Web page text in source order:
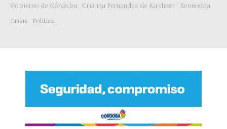
Gobierno de Córdoba
Cristina Fernandez de Kirchner
Economía
Crisis
Politica